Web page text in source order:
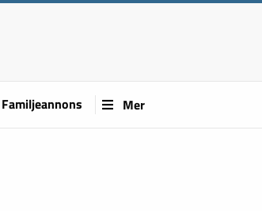
Familjeannons Mer